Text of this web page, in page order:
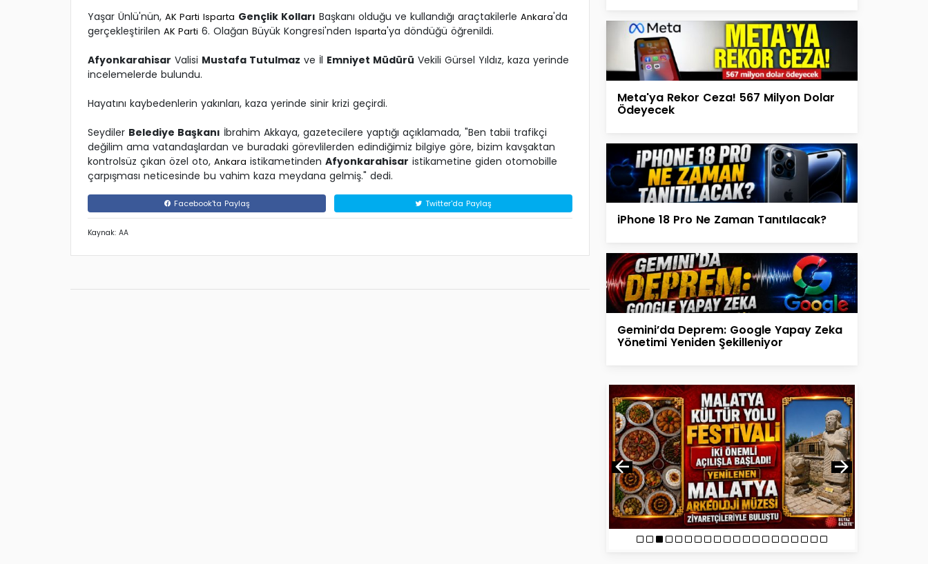
Yaşar Ünlü'nün, AK Parti Isparta Gençlik Kolları Başkanı olduğu ve kullandığı araçtakilerle Ankara'da
gerçekleştirilen AK Parti 6. Olağan Büyük Kongresi'nden Isparta'ya döndüğü öğrenildi.
Afyonkarahisar Valisi Mustafa Tutulmaz ve İl Emniyet Müdürü Vekili Gürsel Yıldız, kaza yerinde
incelemelerde bulundu.
Hayatını kaybedenlerin yakınları, kaza yerinde sinir krizi geçirdi.
Seydiler Belediye Başkanı İbrahim Akkaya, gazetecilere yaptığı açıklamada, "Ben tabii trafikçi
değilim ama vatandaşlardan ve buradaki görevlilerden edindiğimiz bilgiye göre, bizim kavşaktan
kontrolsüz çıkan özel oto, Ankara istikametinden Afyonkarahisar istikametine giden otomobille
çarpışması neticesinde bu vahim kaza meydana gelmiş." dedi.
Facebook'ta Paylaş Twitter'da Paylaş
Kaynak: AA
Meta'ya Rekor Ceza! 567 Milyon Dolar
Ödeyecek
iPhone 18 Pro Ne Zaman Tanıtılacak?
Gemini’da Deprem: Google Yapay Zeka
Yönetimi Yeniden Şekilleniyor